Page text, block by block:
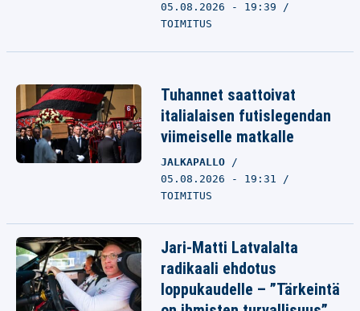
05.08.2026 - 19:39
TOIMITUS
Tuhannet saattoivat
italialaisen futislegendan
viimeiselle matkalle
JALKAPALLO
05.08.2026 - 19:31
TOIMITUS
Jari-Matti Latvalalta
radikaali ehdotus
loppukaudelle – ”Tärkeintä